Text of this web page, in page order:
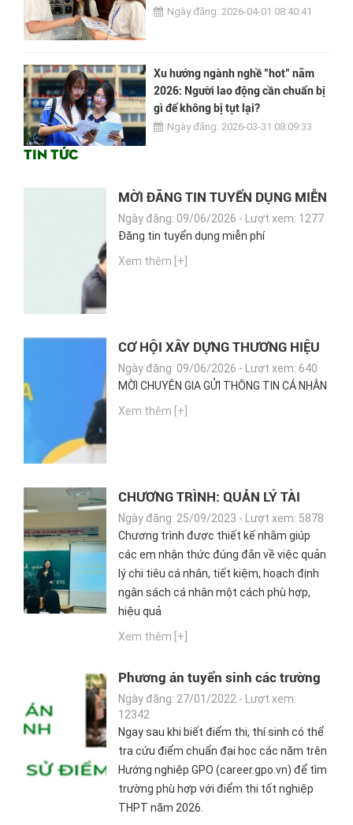
Ngày đăng: 2026-04-01 08:40:41
Xu hướng ngành nghề "hot" năm
2026: Người lao động cần chuẩn bị
gì để không bị tụt lại?
Ngày đăng: 2026-03-31 08:09:33
Tin tức
MỜI ĐĂNG TIN TUYỂN DỤNG MIỄN
PHÍ TRÊN CAREER.GPO.VN
Ngày đăng: 09/06/2026 - Lượt xem: 1277
Đăng tin tuyển dụng miễn phí
Xem thêm [+]
CƠ HỘI XÂY DỰNG THƯƠNG HIỆU
CÁ NHÂN CHO CHUYÊN GIA
Ngày đăng: 09/06/2026 - Lượt xem: 640
MỜI CHUYÊN GIA GỬI THÔNG TIN CÁ NHÂN
Xem thêm [+]
CHƯƠNG TRÌNH: QUẢN LÝ TÀI
CHÍNH CÁ NHÂN DÀNH CHO CÁC
EM HỌC SINH THPT
Ngày đăng: 25/09/2023 - Lượt xem: 5878
Chương trình được thiết kế nhằm giúp
các em nhận thức đúng đắn về việc quản
lý chi tiêu cá nhân, tiết kiệm, hoạch định
ngân sách cá nhân một cách phù hợp,
hiệu quả
Xem thêm [+]
Phương án tuyển sinh các trường
đại học 2026 và lịch sử điểm
chuẩn của các trường Đại học qua
các năm gần nhất
Ngày đăng: 27/01/2022 - Lượt xem:
12342
Ngay sau khi biết điểm thi, thí sinh có thể
tra cứu điểm chuẩn đại học các năm trên
Hướng nghiệp GPO (career.gpo.vn) để tìm
trường phù hợp với điểm thi tốt nghiệp
THPT năm 2026.